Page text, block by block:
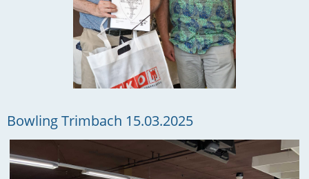
Bowling Trimbach 15.03.2025